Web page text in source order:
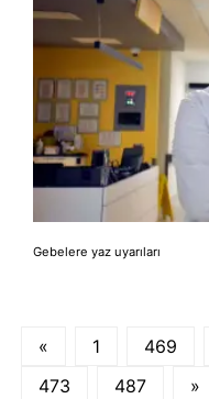
Gebelere yaz uyarıları
« 1 469
473
487 »